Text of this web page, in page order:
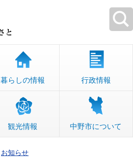
暮らしの情報 行政情報
観光情報 中野市について
お知らせ